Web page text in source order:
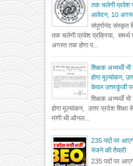
तक चलेगी प्रवेश
आवेदन, 10
संपूर्णानंद संस्कृत
तक चलेगी प्रवेश प्रक्रिया, समर्थ
अगस्त तक होगा प...
शिक्षक अभ्यर्थी
होगा मूल्यांकन,
केवल उत्तरकुंजी
शिक्षक अभ्यर्थी
होगा मूल्यांकन, उत्तर प्रदेश
मांगी थी ऑनल...
235 पदों पर
भेजने की तैयारी
235 पदों पर